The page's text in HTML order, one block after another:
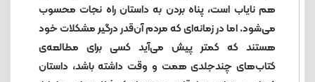
هم نایاب است، پناه بردن به داستان راه نجات محسوب
می‌شود. اما در زمانه‌ای که مردم آن‌قدر درگیر مشکلات خود
هستند که کمتر پیش می‌آید کسی برای مطالعه‌ی
کتاب‌های چندجلدی همت و وقت داشته باشد، داستان